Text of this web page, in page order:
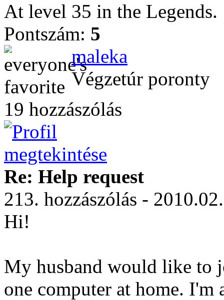
At level 35 in the Legends.
Pontszám: 5
maleka
Végzetúr poronty
19 hozzászólás
Re: Help request
213. hozzászólás -
Hi!
My husband would like to
one computer at home.